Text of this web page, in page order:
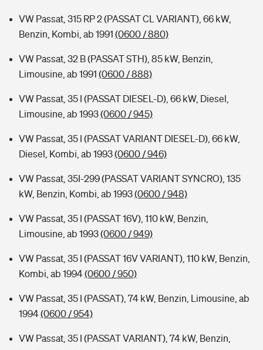
VW Passat, 315 RP 2 (PASSAT CL VARIANT), 66 kW,
Benzin, Kombi, ab 1991 (0600 / 880)
VW Passat, 32 B (PASSAT STH), 85 kW, Benzin,
Limousine, ab 1991 (0600 / 888)
VW Passat, 35 I (PASSAT DIESEL-D), 66 kW, Diesel,
Limousine, ab 1993(0600 / 945)
VW Passat, 35 I (PASSAT VARIANT DIESEL-D), 66 kW,
Diesel, Kombi, ab 1993(0600 / 946)
VW Passat, 35I-299 (PASSAT VARIANT SYNCRO), 135
kW, Benzin, Kombi, ab 1993(0600 / 948)
VW Passat, 35 I (PASSAT 16V), 110 kW, Benzin,
Limousine, ab 1993(0600 / 949)
VW Passat, 35 I (PASSAT 16V VARIANT), 110 kW, Benzin,
Kombi, ab 1994(0600 / 950)
VW Passat, 35 I (PASSAT), 74 kW, Benzin, Limousine, ab
1994(0600 / 954)
VW Passat, 35 I (PASSAT VARIANT), 74 kW, Benzin,